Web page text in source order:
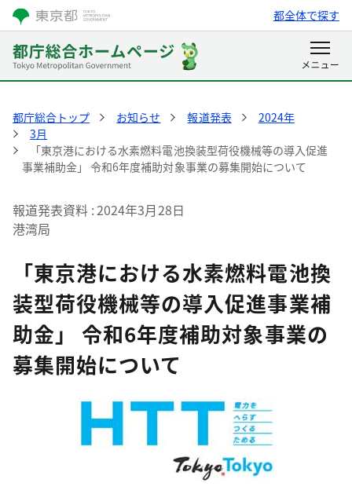
都全体で探す
都庁総合トップ お知らせ 報道発表
2024年
3月
「東京港における水素燃料電池換装型荷役機械等の導入促進
事業補助金」 令和6年度補助対象事業の募集開始について
報道発表資料 2024年3月28日
港湾局
「東京港における水素燃料電池換
装型荷役機械等の導入促進事業補
助金」 令和6年度補助対象事業の
募集開始について